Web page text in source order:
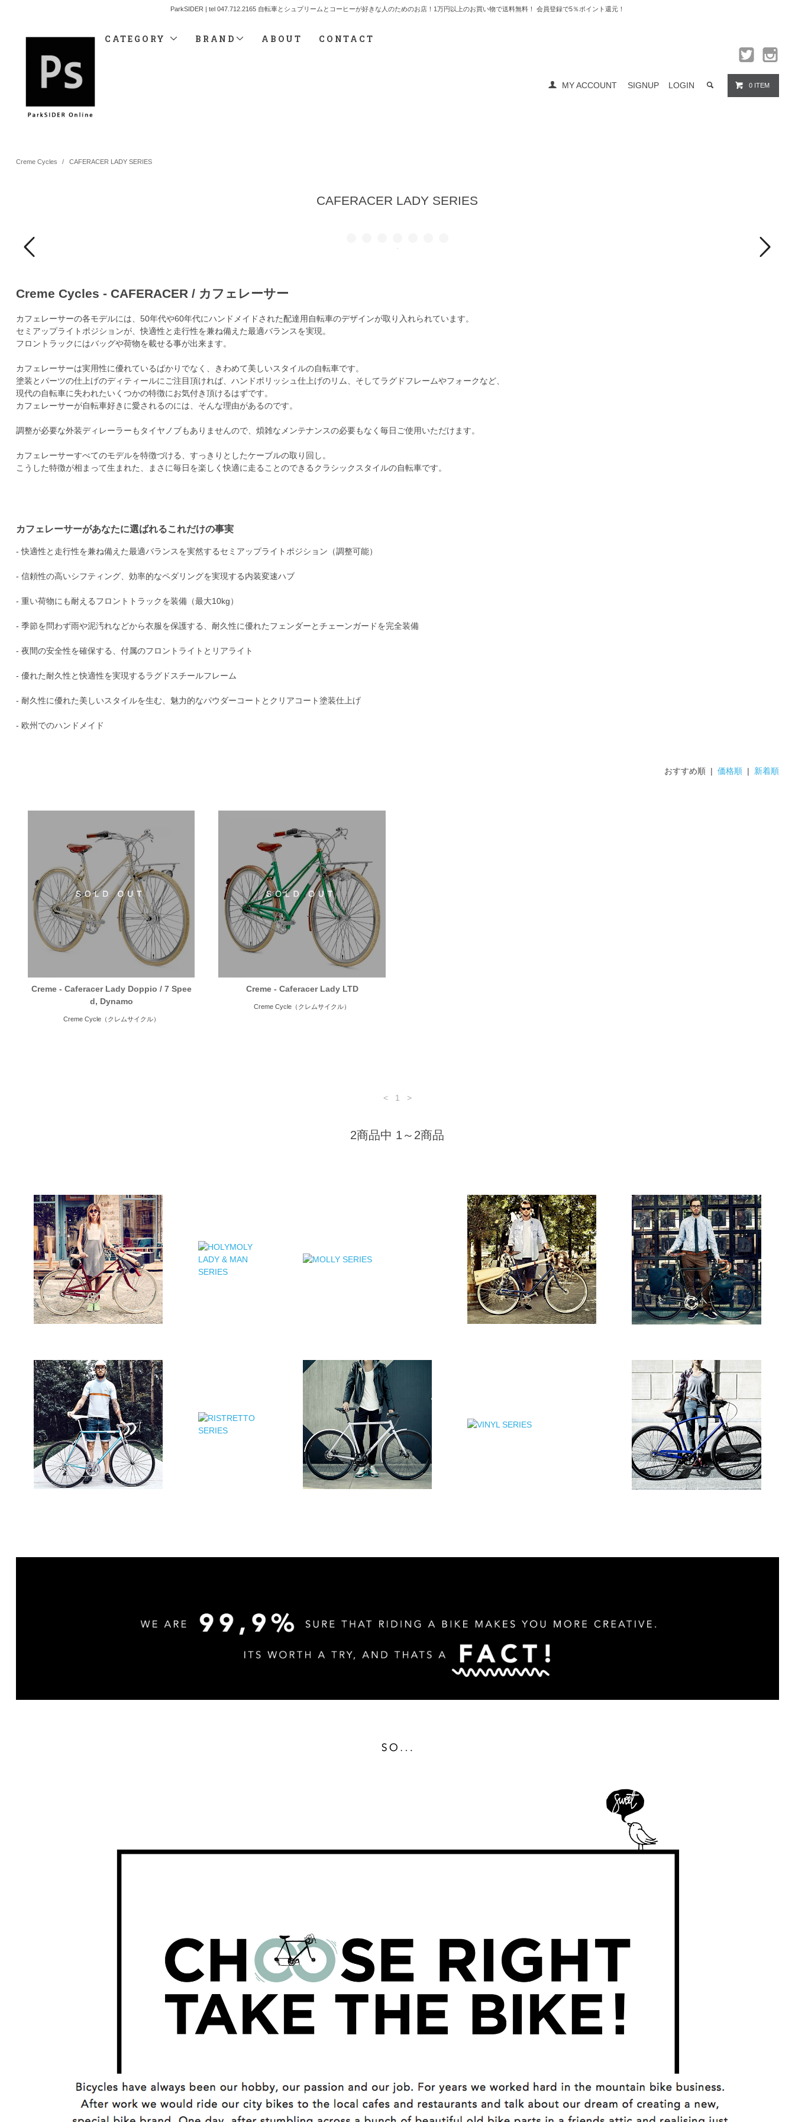
ParkSIDER | tel 047.712.2165 自転車とシュプリームとコーヒーが好きな人のためのお店！1万円以上のお買い物で送料無料！ 会員登録で5％ポイント還元！
MY ACCOUNT SIGNUP LOGIN 0 ITEM
CATEGORY BRAND ABOUT CONTACT
Creme Cycles / CAFERACER LADY SERIES
CAFERACER LADY SERIES
Creme Cycles - CAFERACER / カフェレーサー
カフェレーサーの各モデルには、50年代や60年代にハンドメイドされた配達用自転車のデザインが取り入れられています。
セミアップライトポジションが、快適性と走行性を兼ね備えた最適バランスを実現。
フロントラックにはバッグや荷物を載せる事が出来ます。
カフェレーサーは実用性に優れているばかりでなく、きわめて美しいスタイルの自転車です。
塗装とパーツの仕上げのディティールにご注目頂ければ、ハンドポリッシュ仕上げのリム、そしてラグドフレームやフォークなど、
現代の自転車に失われたいくつかの特徴にお気付き頂けるはずです。
カフェレーサーが自転車好きに愛されるのには、そんな理由があるのです。
調整が必要な外装ディレーラーもタイヤノブもありませんので、煩雑なメンテナンスの必要もなく毎日ご使用いただけます。
カフェレーサーすべてのモデルを特徴づける、すっきりとしたケーブルの取り回し。
こうした特徴が相まって生まれた、まさに毎日を楽しく快適に走ることのできるクラシックスタイルの自転車です。
カフェレーサーがあなたに選ばれるこれだけの事実
- 快適性と走行性を兼ね備えた最適バランスを実然するセミアップライトポジション（調整可能）
- 信頼性の高いシフティング、効率的なペダリングを実現する内装変速ハブ
- 重い荷物にも耐えるフロントトラックを装備（最大10kg）
- 季節を問わず雨や泥汚れなどから衣服を保護する、耐久性に優れたフェンダーとチェーンガードを完全装備
- 夜間の安全性を確保する、付属のフロントライトとリアライト
- 優れた耐久性と快適性を実現するラグドスチールフレーム
- 耐久性に優れた美しいスタイルを生む、魅力的なパウダーコートとクリアコート塗装仕上げ
- 欧州でのハンドメイド
おすすめ順 |価格順 | 新着順
Creme - Caferacer Lady Doppio / 7 Spee
d, Dynamo
Creme Cycle（クレムサイクル）
Creme - Caferacer Lady LTD
Creme Cycle（クレムサイクル）
< 1 >
2商品中 1～2商品